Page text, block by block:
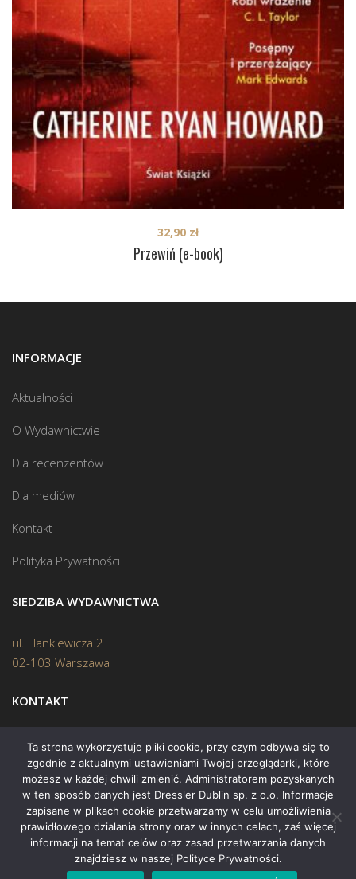
Przewiń (e-book)
32,90 zł
INFORMACJE
Aktualności
O Wydawnictwie
Dla recenzentów
Dla mediów
Kontakt
Polityka Prywatności
SIEDZIBA WYDAWNICTWA
ul. Hankiewicza 2
02-103 Warszawa
KONTAKT
Biuro:(22) 45 70 402
Mail:biuro@swiatksiazki.pl
Copyright © 2015 Świat Książki. Wszelkie prawa zastrzeżone
Ta strona wykorzystuje pliki cookie, przy czym odbywa się to
zgodnie z aktualnymi ustawieniami Twojej przeglądarki, które
możesz w każdej chwili zmienić. Administratorem pozyskanych
w ten sposób danych jest Dressler Dublin sp. z o.o. Informacje
zapisane w plikach cookie przetwarzamy w celu umożliwienia
prawidłowego działania strony oraz w innych celach, zaś więcej
informacji na temat celów oraz zasad przetwarzania danych
znajdziesz w naszej Polityce Prywatności.